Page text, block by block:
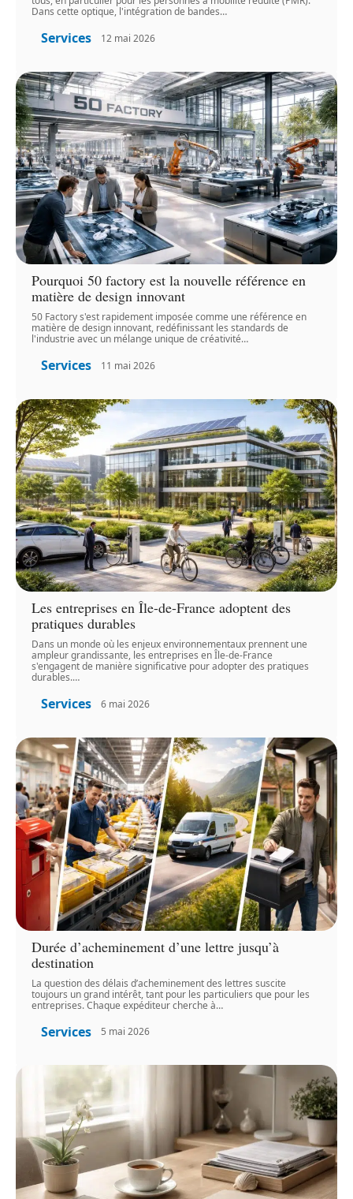
Dans cette optique, l'intégration de bandes…
Services 12 mai 2026
Pourquoi 50 factory est la nouvelle référence en
matière de design innovant
50 Factory s'est rapidement imposée comme une référence en
matière de design innovant, redéfinissant les standards de
l'industrie avec un mélange unique de créativité…
Services 11 mai 2026
Les entreprises en Île-de-France adoptent des
pratiques durables
Dans un monde où les enjeux environnementaux prennent une
ampleur grandissante, les entreprises en Île-de-France
s'engagent de manière significative pour adopter des pratiques
durables.…
Services 6 mai 2026
Durée d’acheminement d’une lettre jusqu’à
destination
La question des délais d’acheminement des lettres suscite
toujours un grand intérêt, tant pour les particuliers que pour les
entreprises. Chaque expéditeur cherche à…
Services 5 mai 2026